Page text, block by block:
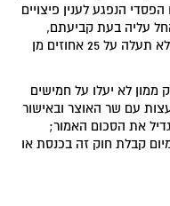
הנפגע לענין פיצויים
עליה בעת קביעתם,
ובלבד שההפחתה בשל ניכוי המס כאמור לא תעלה על 25 אחוזים מן
ממון לא יעלו על חמישים
עם שר האוצר ובאישור
את הסכום האמור;
קבלת חוק זה בכנסת או